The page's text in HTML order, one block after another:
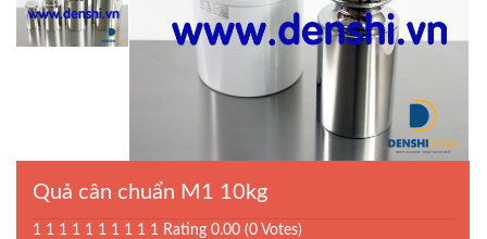
Quả cân chuẩn M1 10kg
1 1 1 1 1 1 1 1 1 1 Rating 0.00 (0 Votes)